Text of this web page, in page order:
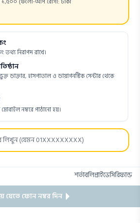
তথ্য নিরাপদ রাখে।
ডাক্তার, হাসপাতাল ও ডায়াগনস্টিক সেন্টার থেকে
নম্বরে পাঠানো হয়।
যেতে ফোন নম্বর দিন
শর্তাবলিপ্রাইভেসিরিফান্ড